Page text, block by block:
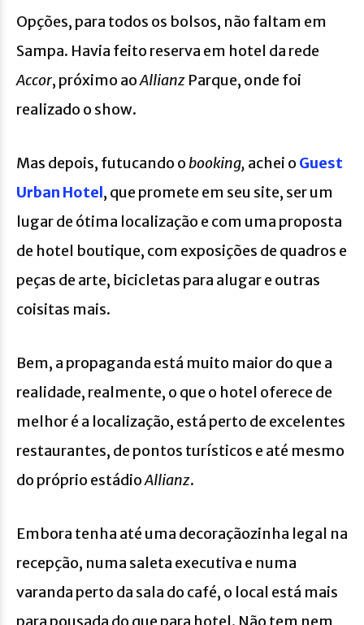
Opções, para todos os bolsos, não faltam em
Sampa. Havia feito reserva em hotel da rede
Accor, próximo aoAllianz Parque, onde foi
realizado o show.
Mas depois, futucando o booking, achei o Guest
Urban Hotel, que promete em seu site, ser um
lugar de ótima localização e com uma proposta
de hotel boutique, com exposições de quadros e
peças de arte, bicicletas para alugar e outras
coisitas mais.
Bem, a propaganda está muito maior do que a
realidade, realmente, o que o hotel oferece de
melhor é a localização, está perto de excelentes
restaurantes, de pontos turísticos e até mesmo
do próprio estádioAllianz.
Embora tenha até uma decoraçãozinha legal na
recepção, numa saleta executiva e numa
varanda perto da sala do café, o local está mais
para pousada do que para hotel. Não tem nem